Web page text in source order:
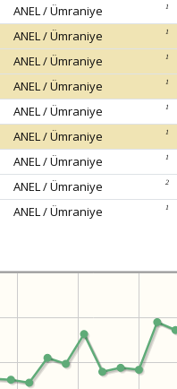
ANEL / Ümraniye 1
ANEL / Ümraniye 1
ANEL / Ümraniye 1
ANEL / Ümraniye 1
ANEL / Ümraniye 1
ANEL / Ümraniye 1
ANEL / Ümraniye 1
ANEL / Ümraniye 2
ANEL / Ümraniye 1